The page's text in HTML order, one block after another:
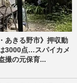
あきる野市》押収動
3000点…スパイカメ
撮の元保育...